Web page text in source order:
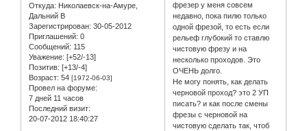
Откуда: Николаевск-на-Амуре,
Дальний В
Зарегистрирован: 30-05-2012
Приглашений: 0
Сообщений: 115
Уважение: [+52/-13]
Позитив: [+13/-4]
Возраст: 54 [1972-06-03]
Провел на форуме:
7 дней 11 часов
Последний визит:
20-07-2012 18:40:27
фрезер у меня совсем
недавно, пока пилю только
одной фрезой, то есть если
рельеф глубокий то ставлю
чистовую фрезу и на
несколько проходов. Это
ОЧЕНЬ долго.
Не могу понять, как делать
черновой проход? это 2 УП
писать? и как после смены
фрезы с черновой на
чистовую сделать так, чтоб